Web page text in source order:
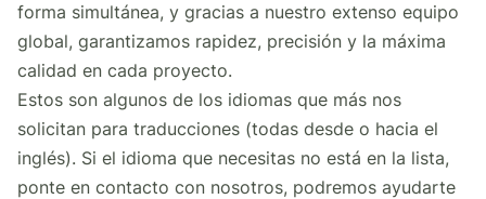
forma simultánea, y gracias a nuestro extenso equipo
global, garantizamos rapidez, precisión y la máxima
calidad en cada proyecto.
Estos son algunos de los idiomas que más nos
solicitan para traducciones (todas desde o hacia el
inglés). Si el idioma que necesitas no está en la lista,
ponte en contacto con nosotros, podremos ayudarte